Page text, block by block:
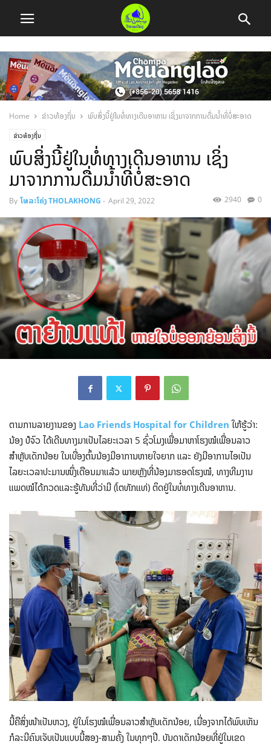
Home ຂ່າວທ້ອງຖິ່ນ ພົບສິ່ງນີ້ຢູ່ໃນທໍ່ທາງເດີນອາຫານ ເຊິ່ງມາຈາກການດື່ມນໍ້າທີ່ບໍ່ສະອາດ
ຂ່າວທ້ອງຖິ່ນ
ພົບສິ່ງນີ້ຢູ່ໃນທໍ່ທາງເດີນອາຫານ ເຊິ່ງ
ມາຈາກການດື່ມນໍ້າທີ່ບໍ່ສະອາດ
By ໂທລະໂຄ່ງ THOLAKHONG - April 29, 2022 0
2940
ຕາມການລາຍງານຂອງ Lao Friends Hospital for Children ໃຫ້ຮູ້ວ່າ:
ນ້ອງ ປໍຈົວ ໄດ້ເດີນທາງມາເປັນໄລຍະເວລາ 5 ຊົ່ວໂມງເພື່ອມາຫາໂຮງໝໍເພື່ອນລາວ
ສຳຫຼັບເດັກນ້ອຍ ໃນເບື່ອງຕົ້ນນ້ອງມີອາການຫາຍໃຈຍາກ ແລະ ຍັງມີອາການໄອເປັນ
ໄລຍະເວລາປະມານໜຶ່ງເດືອນມາແລ້ວ ພາຍຫຼັງທີ່ນ້ອງມາຮອດໂຮງໝໍ, ທາງທີມງານ
ແພດໝໍໄດ້ກວດແລະຮູ້ທັນທີ່ວ່າມີ (ໂຕທັກແທ່) ຕິດຢູ່ໃນທໍ່ທາງເດີນອາຫານ.
ນີ້ຄືສິ່ງໜ້າເປັນຫວງ, ຢູ່ໃນໂຮງໝໍເພື່ອນລາວສຳຫຼັບເດັກນ້ອຍ, ເນື່ອງຈາກໄດ້ພົບເຫັນ
ກໍລະນີຄົນເຈັບເປັນແບບນີ້ສອງ-ສາມຄັ້ງ ໃນທຸກໆປີ. ບັນດາເດັກນ້ອຍທີ່ຢູ່ໃນເຂດ